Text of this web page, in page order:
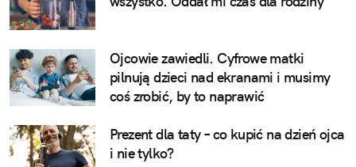
Ojcowie zawiedli. Cyfrowe matki
pilnują dzieci nad ekranami i musimy
coś zrobić, by to naprawić
Prezent dla taty – co kupić na dzień ojca
i nie tylko?